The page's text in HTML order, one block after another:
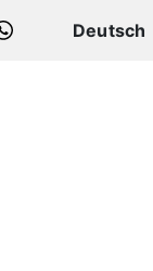
WHATSAPP